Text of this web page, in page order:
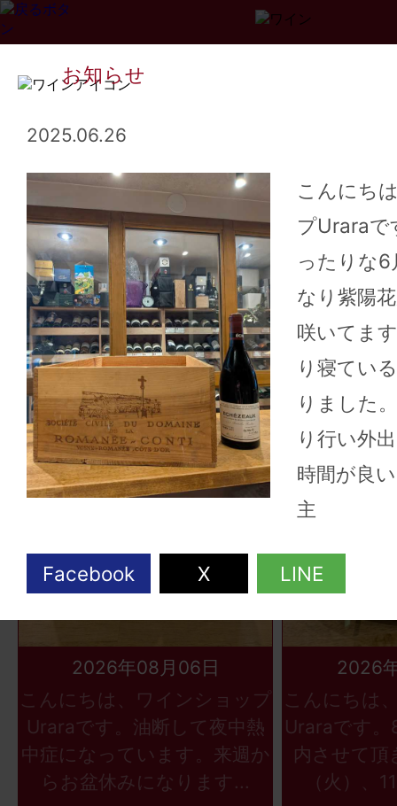
Page 1 2 3 ... 34 >>
2026年08月06日
こんにちは、ワインショップ
Uraraです。油断して夜中熱
中症になっています。来週か
らお盆休みになります...
2026
こんにちは
Uraraです。
内させて頂
（火）、
お知らせ
2025.06.26
こんにち
プUraraで
ったりな6
なり紫陽
咲いてま
り寝てい
りました
り行い外
時間が良
主